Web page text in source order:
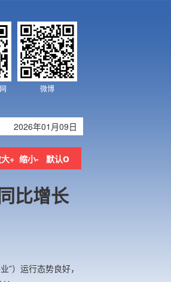
微博
2026年01月09日
+ 缩小- 默认o
比增长
”）运行态势良好，